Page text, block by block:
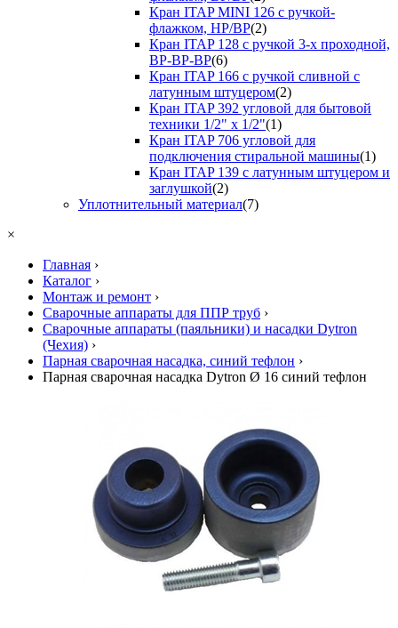
Кран ITAP MINI 126 с ручкой-
флажком, НР/ВР(2)
Кран ITAP 128 с ручкой 3-х проходной,
ВР-ВР-ВР(6)
Кран ITAP 166 с ручкой сливной с
латунным штуцером(2)
Кран ITAP 392 угловой для бытовой
техники 1/2" х 1/2"(1)
Кран ITAP 706 угловой для
подключения стиральной машины(1)
Кран ITAP 139 с латунным штуцером и
заглушкой(2)
Уплотнительный материал(7)
×
Главная ›
Каталог ›
Монтаж и ремонт ›
Сварочные аппараты для ППР труб ›
Сварочные аппараты (паяльники) и насадки Dytron
(Чехия) ›
Парная сварочная насадка, синий тефлон ›
Парная сварочная насадка Dytron Ø 16 синий тефлон